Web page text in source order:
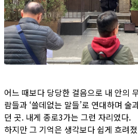
어느 때보다 당당한 걸음으로 내 안의
람들과 ‘쓸데없는 말들’로 연대하며 술
던 곳. 내게 종로3가는 그런 자리였다.
하지만 그 기억은 생각보다 쉽게 흐려